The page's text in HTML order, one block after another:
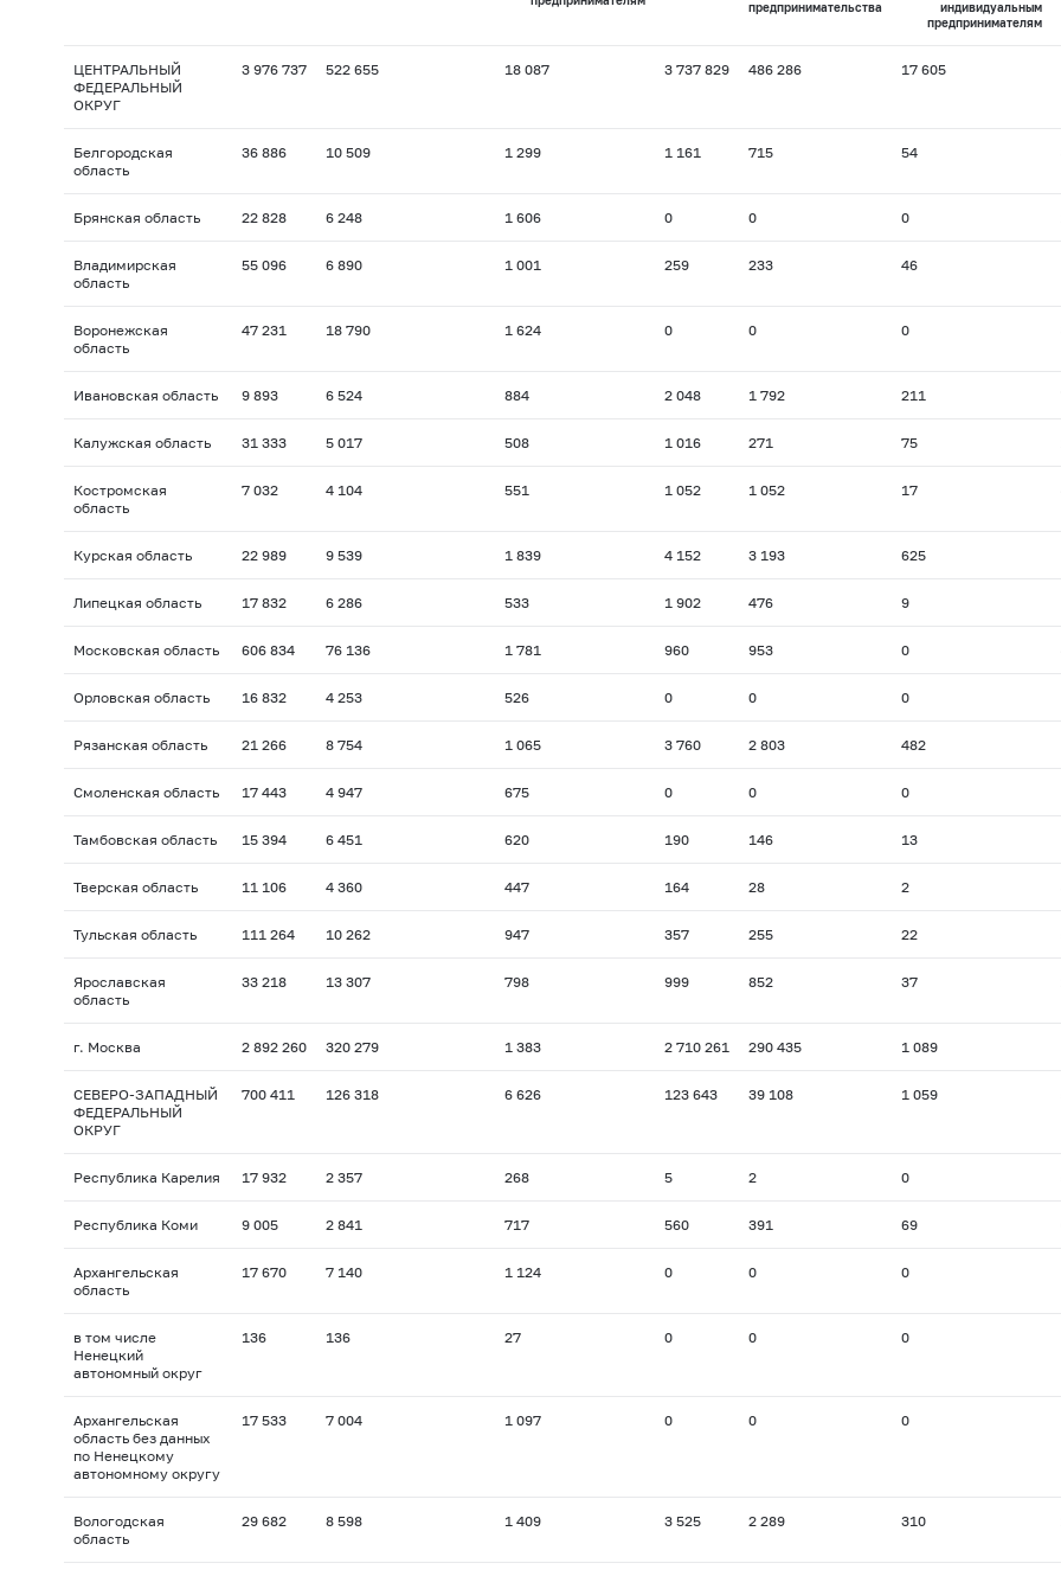
предпринимательства
индивидуальным
предпринимателям
ЦЕНТРАЛЬНЫЙ
ФЕДЕРАЛЬНЫЙ
ОКРУГ
3 976 737 522 655 18 087 3 737 829 486 286 17 605
Белгородская
область
36 886 10 509 1 299 1 161 715 54
Брянская область 22 828 6 248 1 606 0 0 0
Владимирская
область
55 096 6 890 1 001 259 233 46
Воронежская
область
47 231 18 790 1 624 0 0 0
Ивановская область 9 893 6 524 884 2 048 1 792 211
Калужская область 31 333 5 017 508 1 016 271 75
Костромская
область
7 032 4 104 551 1 052 1 052 17
Курская область 22 989 9 539 1 839 4 152 3 193 625
Липецкая область 17 832 6 286 533 1 902 476 9
Московская область 606 834 76 136 1 781 960 953 0
Орловская область 16 832 4 253 526 0 0 0
Рязанская область 21 266 8 754 1 065 3 760 2 803 482
Смоленская область 17 443 4 947 675 0 0 0
Тамбовская область 15 394 6 451 620 190 146 13
Тверская область 11 106 4 360 447 164 28 2
Тульская область 111 264 10 262 947 357 255 22
Ярославская
область
33 218 13 307 798 999 852 37
г. Москва 2 892 260 320 279 1 383 2 710 261 290 435 1 089
СЕВЕРО-ЗАПАДНЫЙ
ФЕДЕРАЛЬНЫЙ
ОКРУГ
700 411 126 318 6 626 123 643 39 108 1 059
Республика Карелия 17 932 2 357 268 5 2 0
Республика Коми 9 005 2 841 717 560 391 69
Архангельская
область
17 670 7 140 1 124 0 0 0
в том числе
Ненецкий
автономный округ
136 136 27 0 0 0
Архангельская
область без данных
по Ненецкому
автономному округу
17 533 7 004 1 097 0 0 0
Вологодская
область
29 682 8 598 1 409 3 525 2 289 310